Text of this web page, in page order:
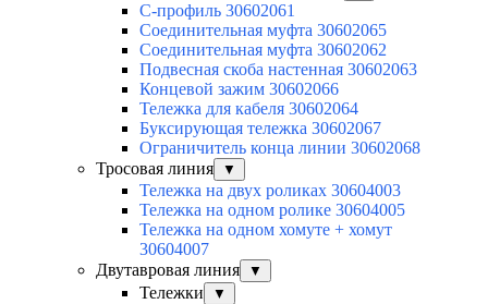
C-профиль 30602061
Соединительная муфта 30602065
Соединительная муфта 30602062
Подвесная скоба настенная 30602063
Концевой зажим 30602066
Тележка для кабеля 30602064
Буксирующая тележка 30602067
Ограничитель конца линии 30602068
Тросовая линия
▼
Тележка на двух роликах 30604003
Тележка на одном ролике 30604005
Тележка на одном хомуте + хомут
30604007
Двутавровая линия
▼
Тележки ▼